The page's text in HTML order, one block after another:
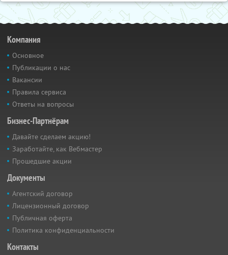
Компания
Основное
Публикации о нас
Вакансии
Правила сервиса
Ответы на вопросы
Бизнес-Партнёрам
Давайте сделаем акцию!
Заработайте, как Вебмастер
Прошедшие акции
Документы
Агентский договор
Лицензионный договор
Публичная оферта
Политика конфиденциальности
Контакты